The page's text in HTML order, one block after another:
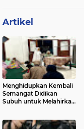
Artikel
Menghidupkan Kembali
Semangat Didikan
Subuh untuk Melahirkan